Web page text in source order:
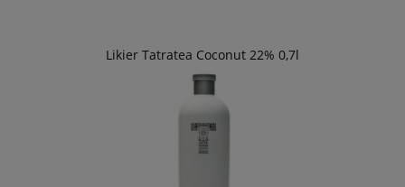
Likier Tatratea Coconut 22% 0,7l